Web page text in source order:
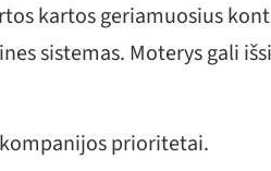
kartos geriamuosius
sistemas. Moterys gali
prioritetai.